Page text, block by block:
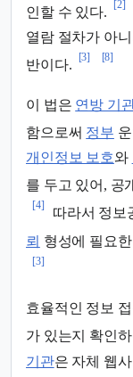
인할 수 있다.
[2]
열람 절차가 아
반이다.
[3] [8]
이 법은 연방 기
함으로써 정부
개인정보 보호와
를 두고 있어, 공
[4]
따라서 정보
뢰 형성에 필요
[3]
효율적인 정보
가 있는지 확인
기관은 자체 웹